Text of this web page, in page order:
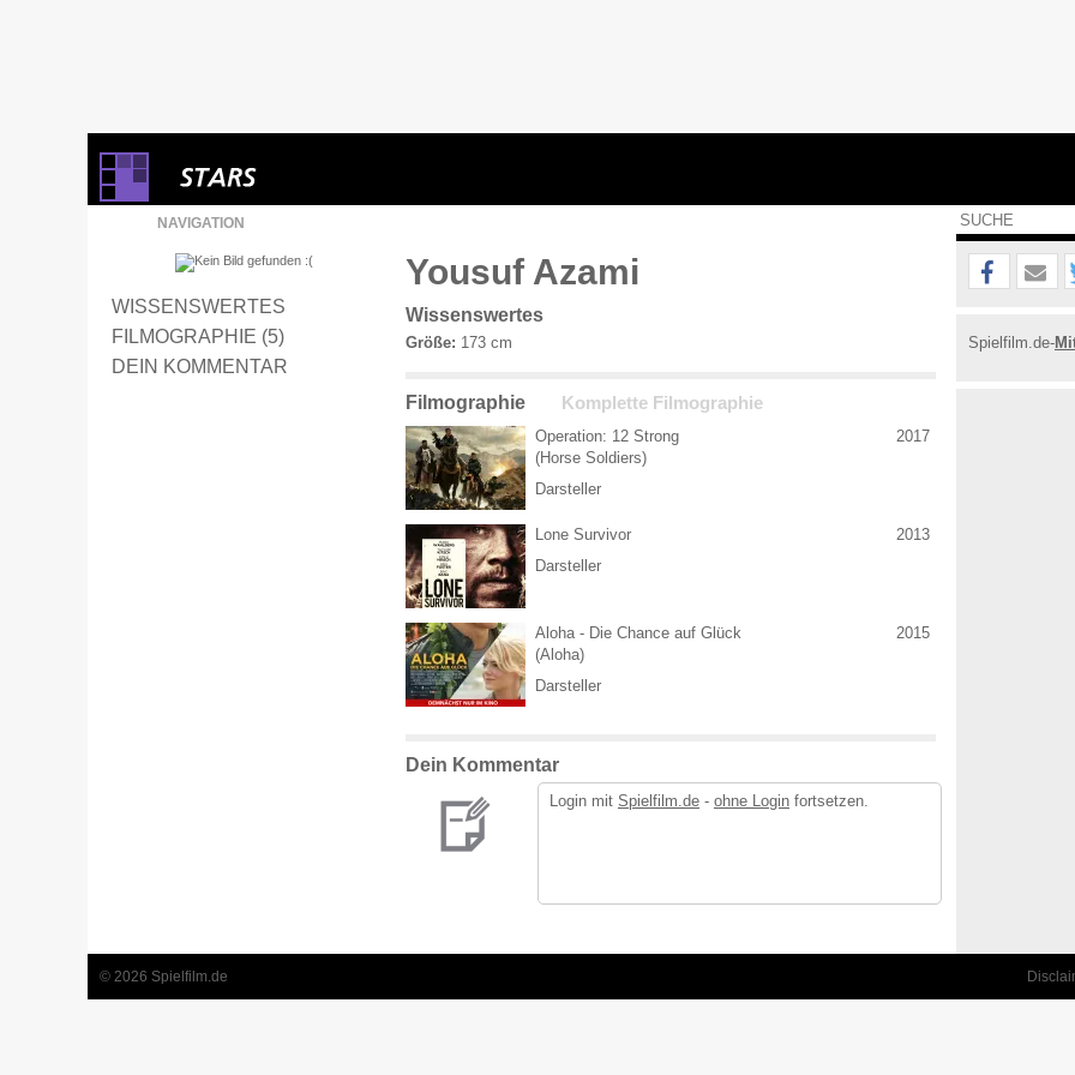
NAVIGATION
WISSENSWERTES
FILMOGRAPHIE (5)
DEIN KOMMENTAR
Yousuf Azami
Wissenswertes
Größe: 173 cm
Filmographie Komplette Filmographie
Operation: 12 Strong
(Horse Soldiers)
Darsteller
2017
Lone Survivor
Darsteller
2013
Aloha - Die Chance auf Glück
(Aloha)
Darsteller
2015
Dein Kommentar
Login mit Spielfilm.de - ohne Login fortsetzen.
Spielfilm.de-
© 2026 Spielfilm.de